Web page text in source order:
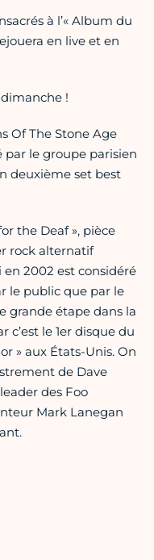
à l’« Album du
en live et en
!
Of The Stone Age
par le groupe parisien
deuxième set best
the Deaf », pièce
rock alternatif
2002 est considéré
le public que par le
grande étape dans la
c’est le 1er disque du
» aux États-Unis. On
de Dave
des Foo
Mark Lanegan